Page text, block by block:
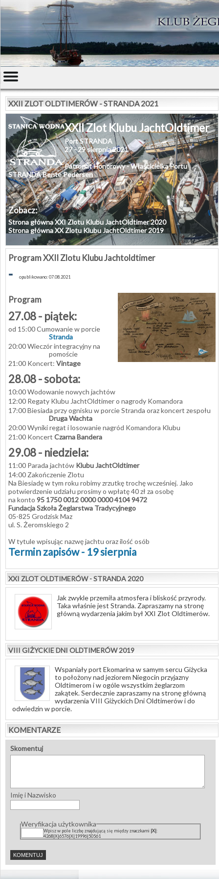
XXII ZLOT OLDTIMERÓW - STRANDA 2021
XXII Zlot Klubu JachtOldtimer
Port STRANDA
27 - 29 sierpnia 2021
Patronat Honorowy -Właścicielka Portu
STRANDA Bente Pedersen
Zobacz:
Strona główna XXI Zlotu Klubu JachtOldtimer 2020
Strona główna XX Zlotu Klubu JachtOldtimer 2019
Program XXII Zlotu Klubu Jachtoldtimer
- opublikowano: 07.08.2021
Program
27.08 - piątek:
od 15:00 Cumowanie w porcie
Stranda
20:00 Wieczór integracyjny na
pomoście
21:00 Koncert: Vintage
28.08 - sobota:
10:00 Wodowanie nowych jachtów
12:00 Regaty Klubu JachtOldtimer o nagrody Komandora
17:00 Biesiada przy ognisku w porcie Stranda oraz koncert zespołu
Druga Wachta
20:00 Wyniki regat i losowanie nagród Komandora Klubu
21:00 Koncert Czarna Bandera
29.08 - niedziela:
11:00 Parada jachtów Klubu JachtOldtimer
14:00 Zakończenie Zlotu
Na Biesiadę w tym roku robimy zrzutkę trochę wcześniej. Jako
potwierdzenie udziału prosimy o wpłatę 40 zł za osobę
na konto 95 1750 0012 0000 0000 4104 9472
Fundacja Szkoła Żeglarstwa Tradycyjnego
05-825 Grodzisk Maz
ul. S. Żeromskiego 2
W tytule wpisując nazwę jachtu oraz ilość osób
Termin zapisów - 19 sierpnia
XXI ZLOT OLDTIMERÓW - STRANDA 2020
Jak zwykle przemiła atmosfera i bliskość przyrody.
Taka właśnie jest Stranda. Zapraszamy na stronę
główną wydarzenia jakim był XXI Zlot Oldtimerów.
VIII GIŻYCKIE DNI OLDTIMERÓW 2019
Wspaniały port Ekomarina w samym sercu Giżycka
to położony nad jeziorem Niegocin przyjazny
Oldtimerom i w ogóle wszystkim żeglarzom
zakątek. Serdecznie zapraszamy na stronę główną
wydarzenia VIII Giżyckich Dni Oldtimerów i do
odwiedzin w porcie.
KOMENTARZE
Skomentuj
Imię i Nazwisko
Weryfikacja użytkownika
Wpisz w pole liczbę znajdującą się między znaczkami |X| :
4268|X|6576|X|19996|50561